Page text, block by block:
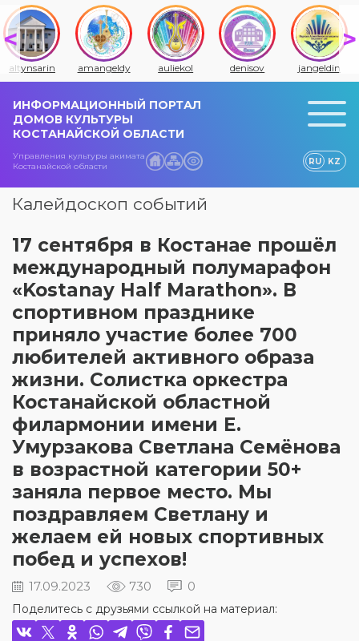
altynsarin amangeldy auliekol denisov jangeldin
ИНФОРМАЦИОННЫЙ ПОРТАЛ
ДОМОВ КУЛЬТУРЫ
КОСТАНАЙСКОЙ ОБЛАСТИ
Управления культуры акимата
Костанайской области
RU KZ
Калейдоскоп событий
17 сентября в Костанае прошёл
международный полумарафон
«Kostanay Half Marathon». В
спортивном празднике
приняло участие более 700
любителей активного образа
жизни. Солистка оркестра
Костанайской областной
филармонии имени Е.
Умурзакова Светлана Семёнова
в возрастной категории 50+
заняла первое место. Мы
поздравляем Светлану и
желаем ей новых спортивных
побед и успехов!
17.09.2023 730 0
Поделитесь с друзьями ссылкой на материал: